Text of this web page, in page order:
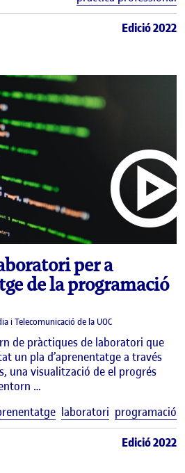
Edició 2022
per a
de la programació
i Telecomunicació de la UOC
de pràctiques de laboratori que
un pla d’aprenentatge a través
una visualització de el progrés
…
laboratori programació
Edició 2022